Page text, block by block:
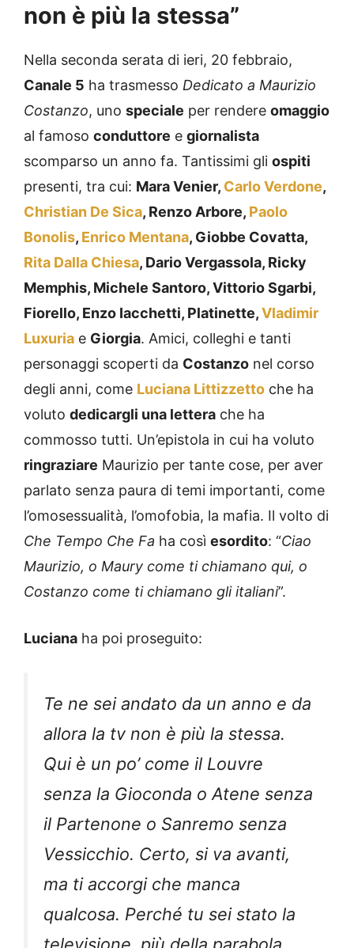
non è più la stessa”
Nella seconda serata di ieri, 20 febbraio,
Canale 5 ha trasmesso Dedicato a Maurizio
Costanzo, uno speciale per rendere omaggio
al famoso conduttore e giornalista
scomparso un anno fa. Tantissimi gli ospiti
presenti, tra cui: Mara Venier, Carlo Verdone,
Christian De Sica, Renzo Arbore, Paolo
Bonolis, Enrico Mentana, Giobbe Covatta,
Rita Dalla Chiesa, Dario Vergassola, Ricky
Memphis, Michele Santoro, Vittorio Sgarbi,
Fiorello, Enzo Iacchetti, Platinette,Vladimir
Luxuria e Giorgia. Amici, colleghi e tanti
personaggi scoperti da Costanzo nel corso
degli anni, come Luciana Littizzetto che ha
voluto dedicargli una lettera che ha
commosso tutti. Un’epistola in cui ha voluto
ringraziare Maurizio per tante cose, per aver
parlato senza paura di temi importanti, come
l’omosessualità, l’omofobia, la mafia. Il volto di
Che Tempo Che Fa ha così esordito: “Ciao
Maurizio, o Maury come ti chiamano qui, o
Costanzo come ti chiamano gli italiani”.
Luciana ha poi proseguito:
Te ne sei andato da un anno e da
allora la tv non è più la stessa.
Qui è un po’ come il Louvre
senza la Gioconda o Atene senza
il Partenone o Sanremo senza
Vessicchio. Certo, si va avanti,
ma ti accorgi che manca
qualcosa. Perché tu sei stato la
televisione, più della parabola,